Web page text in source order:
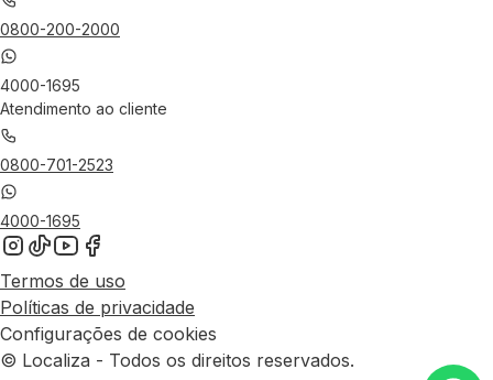
0800-200-2000
4000-1695
Atendimento ao cliente
0800-701-2523
4000-1695
Termos de uso
Políticas de privacidade
Configurações de cookies
© Localiza - Todos os direitos reservados.